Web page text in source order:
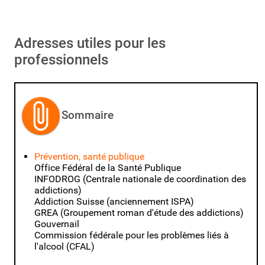
Adresses utiles pour les
professionnels
Sommaire
Prévention, santé publique
Office Fédéral de la Santé Publique
INFODROG (Centrale nationale de coordination des
addictions)
Addiction Suisse (anciennement ISPA)
GREA (Groupement roman d'étude des addictions)
Gouvernail
Commission fédérale pour les problèmes liés à
l'alcool (CFAL)